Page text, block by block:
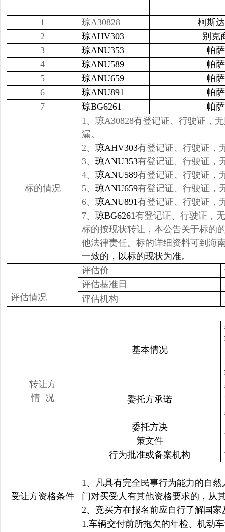
1 琼A30828
柯斯
2
琼AHV303
别克
3
琼ANU353
帕
4
琼ANU589
帕
5
琼ANU659
帕
6
琼ANU891
帕
7
琼BG6261 帕
标的情况
1、琼A30828有登记证、行驶证，
漏。
2、 琼AHV303有登记证、行驶证，
3、 琼ANU353有登记证、行驶证，
4、 琼ANU589有登记证、行驶证，
5、 琼ANU659有登记证、行驶证，
6、 琼ANU891有登记证、行驶证，
7、 琼BG6261有登记证、行驶证，
标的按现状转让，本公告关于标的
他法律责任。标的详细资料可到海
一致的，以标的现状为准。
评估情况
评估价
评估基准日
评估机构
转让方
情 况
基本情况
委托方承诺
委托方决
策文件
行为批准或备案机构
受让方资格条件
1、凡具有完全民事行为能力的自
门对买受人有其他资格要求的，从
2、竞买方在报名前应自行了解国
1.车辆交付前所拖欠的年检、机动